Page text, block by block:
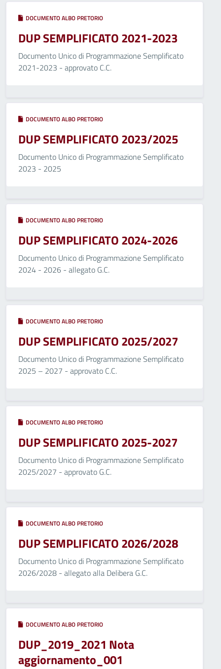
DOCUMENTO ALBO PRETORIO
DUP SEMPLIFICATO 2021-2023
Documento Unico di Programmazione Semplificato
2021-2023 - approvato C.C.
DOCUMENTO ALBO PRETORIO
DUP SEMPLIFICATO 2023/2025
Documento Unico di Programmazione Semplificato
2023 - 2025
DOCUMENTO ALBO PRETORIO
DUP SEMPLIFICATO 2024-2026
Documento Unico di Programmazione Semplificato
2024 - 2026 - allegato G.C.
DOCUMENTO ALBO PRETORIO
DUP SEMPLIFICATO 2025/2027
Documento Unico di Programmazione Semplificato
2025 – 2027 - approvato C.C.
DOCUMENTO ALBO PRETORIO
DUP SEMPLIFICATO 2025-2027
Documento Unico di Programmazione Semplificato
2025/2027 - approvato G.C.
DOCUMENTO ALBO PRETORIO
DUP SEMPLIFICATO 2026/2028
Documento Unico di Programmazione Semplificato
2026/2028 - allegato alla Delibera G.C.
DOCUMENTO ALBO PRETORIO
DUP_2019_2021 Nota
aggiornamento_001